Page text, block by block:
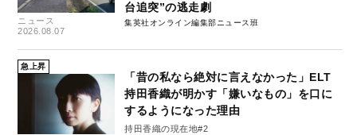
ニュース
2026.08.07
台追突”の逃走劇
集英社オンライン編集部ニュース班
急上昇
「昔の私なら絶対に言えなかった」ELT
持田香織が明かす「嫌いなもの」を口に
するようになった理由
持田香織の現在地#2